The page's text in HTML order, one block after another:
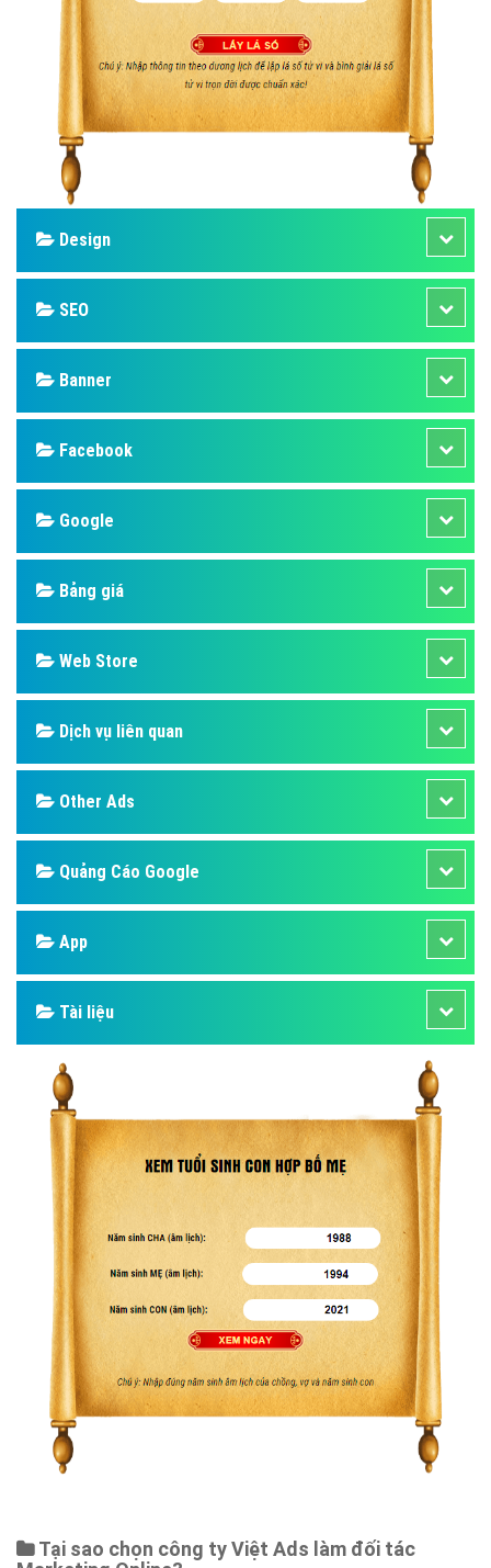
Design
SEO
Banner
Facebook
Google
Bảng giá
Web Store
Dịch vụ liên quan
Other Ads
Quảng Cáo Google
App
Tài liệu
Tại sao chọn công ty Việt Ads làm đối tác